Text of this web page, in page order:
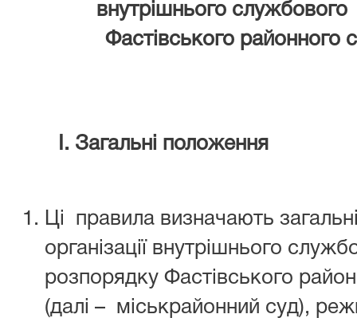
внутрішнього службового
Фастівського районного
І. Загальні положення
Ці правила визначають
організації внутрішнього
розпорядку Фастівського
(далі – міськрайонний суд),